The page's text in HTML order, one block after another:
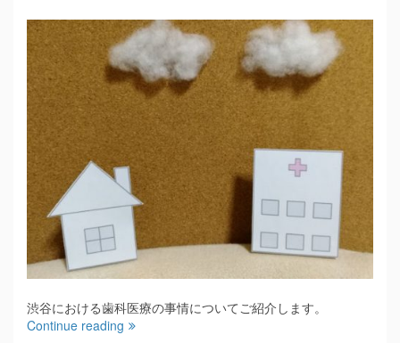
渋谷における歯科医療の事情についてご紹介します。
Continue reading